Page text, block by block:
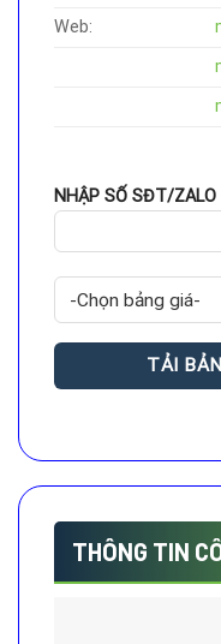
Web:
NHẬP SỐ SĐT/ZALO
THÔNG TIN